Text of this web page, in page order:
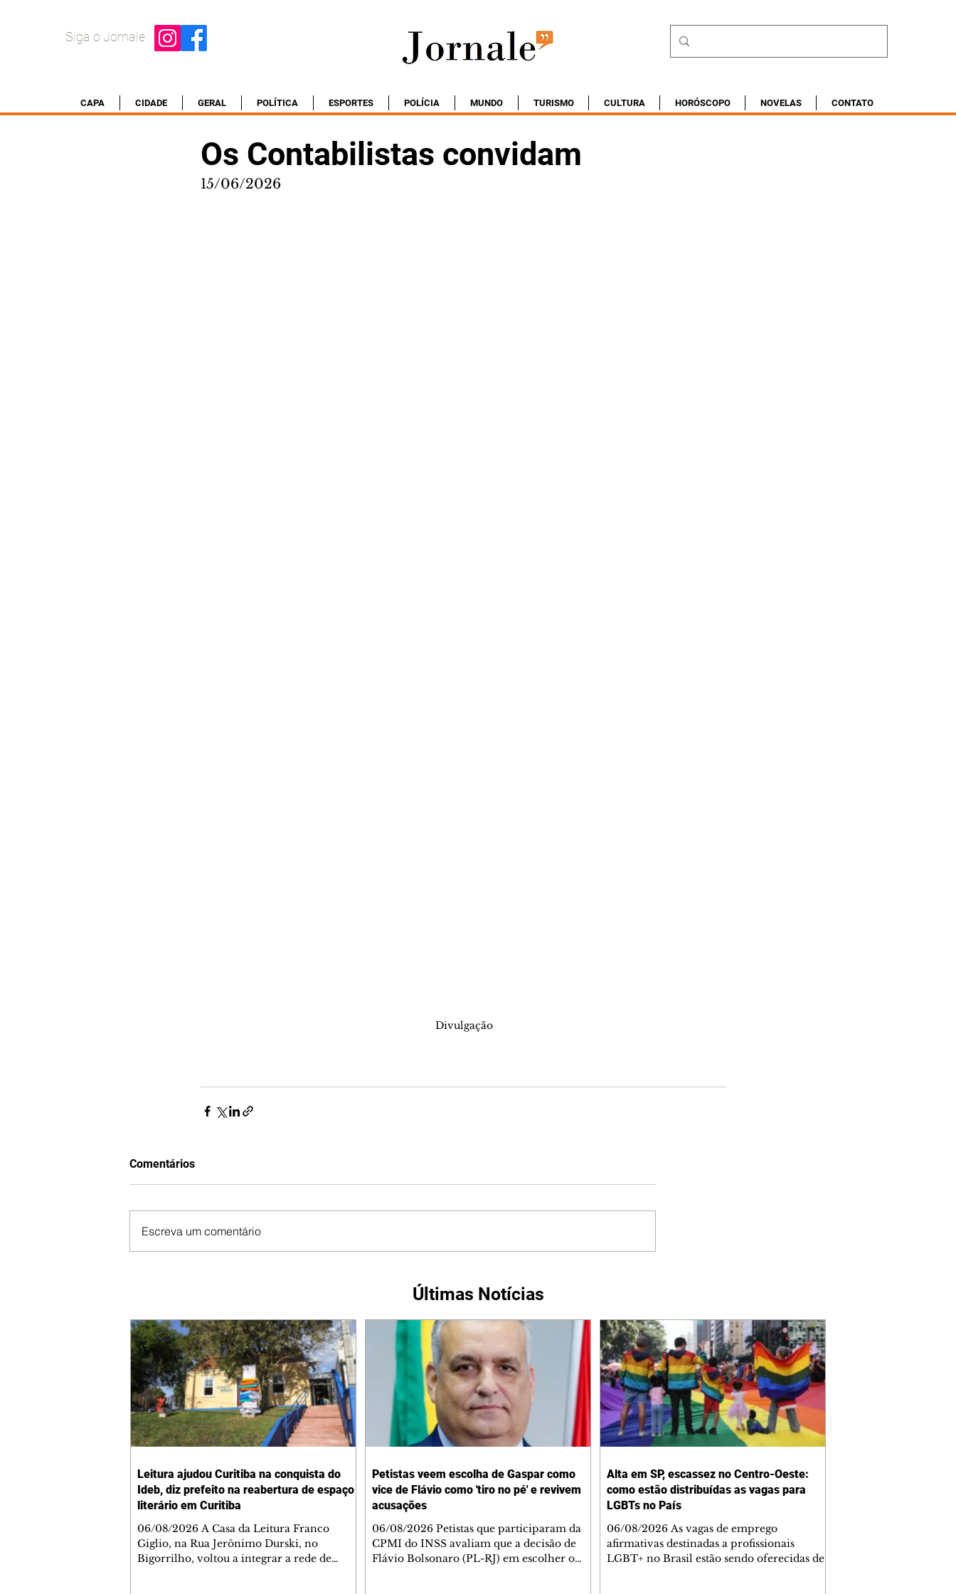
Siga o Jornale
CAPA CIDADE GERAL POLÍTICA ESPORTES POLÍCIA MUNDO TURISMO CULTURA HORÓSCOPO NOVELAS CONTATO
Os Contabilistas convidam
15/06/2026
Divulgação
Comentários
Escreva um comentário
Últimas Notícias
Leitura ajudou Curitiba na conquista do
Ideb, diz prefeito na reabertura de espaço
literário em Curitiba
06/08/2026 A Casa da Leitura Franco
Giglio, na Rua Jerônimo Durski, no
Bigorrilho, voltou a integrar a rede de
Petistas veem escolha de Gaspar como
vice de Flávio como 'tiro no pé' e revivem
acusações
06/08/2026 Petistas que participaram da
CPMI do INSS avaliam que a decisão de
Flávio Bolsonaro (PL-RJ) em escolher o
Alta em SP, escassez no Centro-Oeste:
como estão distribuídas as vagas para
LGBTs no País
06/08/2026 As vagas de emprego
afirmativas destinadas a profissionais
LGBT+ no Brasil estão sendo oferecidas de